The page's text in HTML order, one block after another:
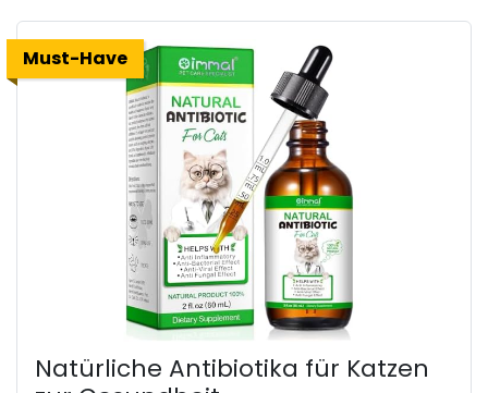
Must-Have
Natürliche Antibiotika für Katzen